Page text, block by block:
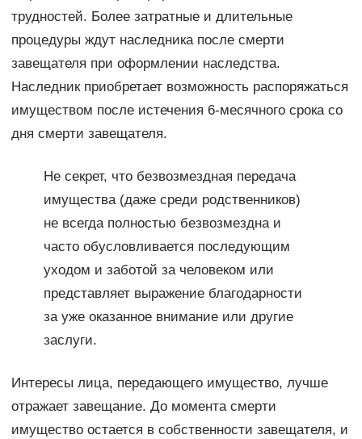
трудностей. Более затратные и длительные
процедуры ждут наследника после смерти
завещателя при оформлении наследства.
Наследник приобретает возможность распоряжаться
имуществом после истечения 6-месячного срока со
дня смерти завещателя.
Не секрет, что безвозмездная передача
имущества (даже среди родственников)
не всегда полностью безвозмездна и
часто обусловливается последующим
уходом и заботой за человеком или
представляет выражение благодарности
за уже оказанное внимание или другие
заслуги.
Интересы лица, передающего имущество, лучше
отражает завещание. До момента смерти
имущество остается в собственности завещателя, и